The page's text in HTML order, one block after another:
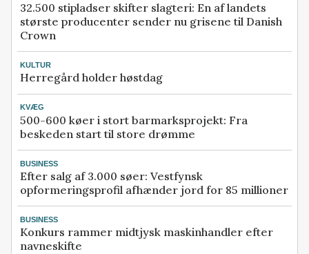
32.500 stipladser skifter slagteri: En af landets
største producenter sender nu grisene til Danish
Crown
KULTUR
Herregård holder høstdag
KVÆG
500-600 køer i stort barmarksprojekt: Fra
beskeden start til store drømme
BUSINESS
Efter salg af 3.000 søer: Vestfynsk
opformeringsprofil afhænder jord for 85 millioner
BUSINESS
Konkurs rammer midtjysk maskinhandler efter
navneskifte